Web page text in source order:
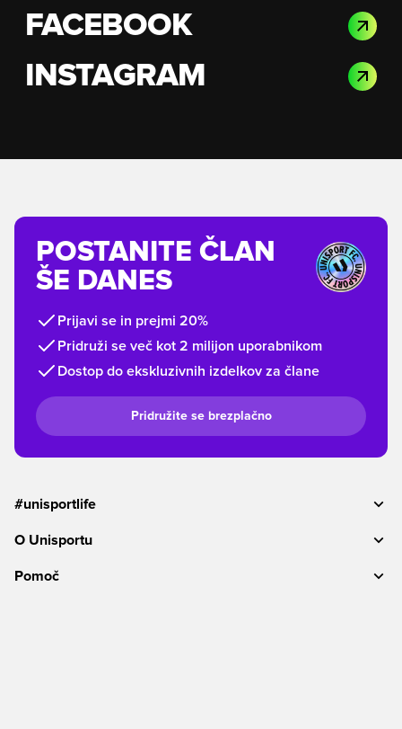
FACEBOOK
INSTAGRAM
POSTANITE ČLAN
ŠE DANES
Prijavi se in prejmi 20%
Pridruži se več kot 2 milijon uporabnikom
Dostop do ekskluzivnih izdelkov za člane
Pridružite se brezplačno
#unisportlife
O Unisportu
Pomoč